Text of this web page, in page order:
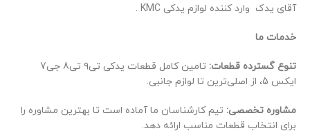
آقای یدک وارد کننده لوازم یدکی KMC .
خدمات ما
تنوع گسترده قطعات:
تامین کامل قطعات یدکی تی۹ تی8 جی7
ایکس 5، از اصلی‌ترین تا لوازم جانبی.
مشاوره تخصصی: تیم کارشناسان ما آماده است تا بهترین مشاوره را
برای انتخاب قطعات مناسب ارائه دهد.